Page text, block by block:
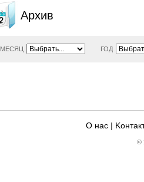
Архив
МЕСЯЦ ГОД
О нас |
©